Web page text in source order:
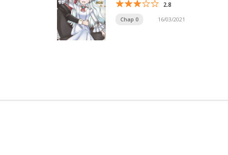
2.8
Chap 0 16/03/2021